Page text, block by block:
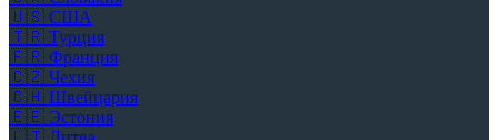
🇺🇸 США
🇹🇷 Турция
🇫🇷 Франция
🇨🇿 Чехия
🇨🇭 Швейцария
🇪🇪 Эстония